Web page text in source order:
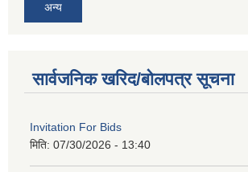
अन्य
सार्वजनिक खरिद/बोलपत्र सूचना
Invitation For Bids
मिति: 07/30/2026 - 13:40